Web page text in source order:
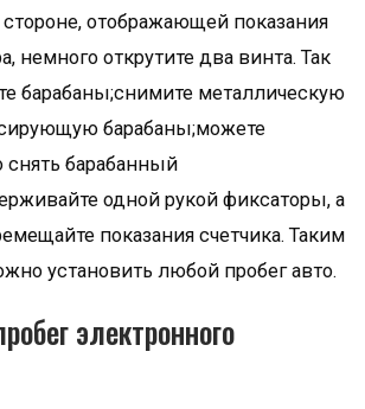
отображающей показания
немного открутите два винта. Так
барабаны;снимите металлическую
барабаны;можете
барабанный
одной рукой фиксаторы, а
показания счетчика. Таким
установить любой пробег авто.
электронного